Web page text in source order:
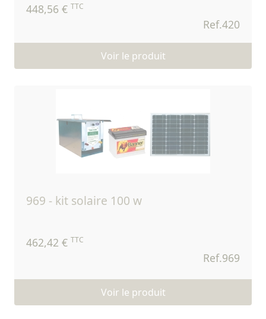
448,56 € TTC
Ref.420
Voir le produit
969 - kit solaire 100 w
462,42 € TTC
Ref.969
Voir le produit